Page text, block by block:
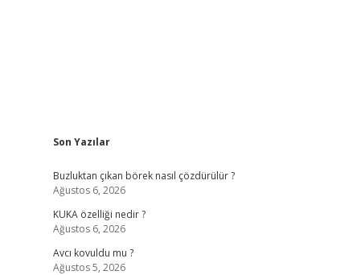
Sidebar
Son Yazılar
Buzluktan çıkan börek nasıl çözdürülür ?
Ağustos 6, 2026
KUKA özelliği nedir ?
Ağustos 6, 2026
Avcı kovuldu mu ?
Ağustos 5, 2026